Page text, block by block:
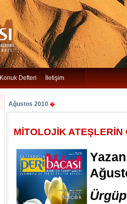
Konuk Defteri İletişim
Ağustos 2010 �
MİTOLOJİK ATEŞLERİN